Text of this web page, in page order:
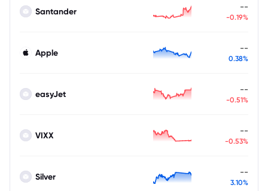
Santander --
-0.19%
Apple --
0.38%
easyJet --
-0.51%
VIXX --
-0.53%
Silver --
3.10%